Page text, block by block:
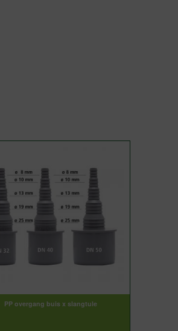
PP overgang buis x slangtule